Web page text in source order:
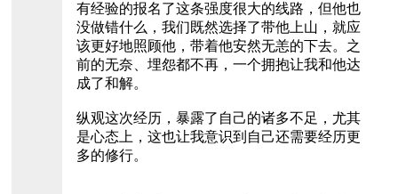
有经验的报名了这条强度很大的线路，但他也
没做错什么，我们既然选择了带他上山，就应
该更好地照顾他，带着他安然无恙的下去。之
前的无奈、埋怨都不再，一个拥抱让我和他达
成了和解。
纵观这次经历，暴露了自己的诸多不足，尤其
是心态上，这也让我意识到自己还需要经历更
多的修行。